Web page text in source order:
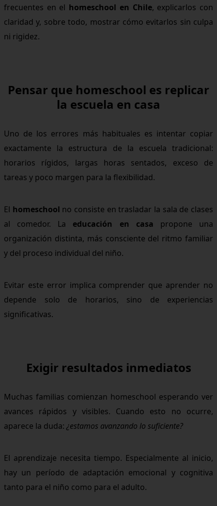
frecuentes en el homeschool en Chile, explicarlos con
claridad y, sobre todo, mostrar cómo evitarlos sin culpa
ni rigidez.
Pensar que homeschool es replicar
la escuela en casa
Uno de los errores más habituales es intentar copiar
exactamente la estructura de la escuela tradicional:
horarios rígidos, largas horas sentados, exceso de
tareas y poco margen para la flexibilidad.
El homeschool no consiste en trasladar la sala de clases
al comedor. La educación en casa propone una
organización distinta, más consciente del ritmo familiar
y del proceso individual del niño.
Evitar este error implica comprender que aprender no
depende solo de horarios, sino de experiencias
significativas.
Exigir resultados inmediatos
Muchas familias comienzan homeschool esperando ver
avances rápidos y visibles. Cuando esto no ocurre,
aparece la duda: ¿estamos avanzando lo suficiente?
El aprendizaje necesita tiempo. Especialmente al inicio,
hay un período de adaptación emocional y cognitiva
tanto para el niño como para el adulto.